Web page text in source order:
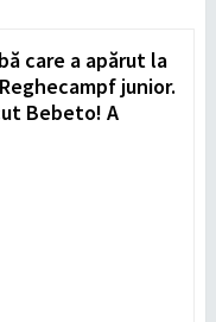
care a apărut la
junior.
Bebeto! A